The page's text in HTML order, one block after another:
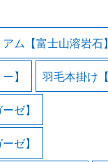
ム【富士山溶岩石】
】 羽毛本掛け
ゼ】
ゼ】